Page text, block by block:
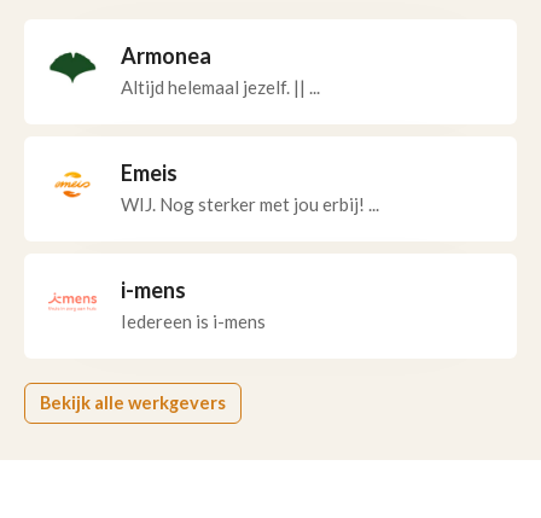
Armonea
Altijd helemaal jezelf. || ...
Emeis
WIJ. Nog sterker met jou erbij! ...
i-mens
Iedereen is i-mens
Bekijk alle werkgevers